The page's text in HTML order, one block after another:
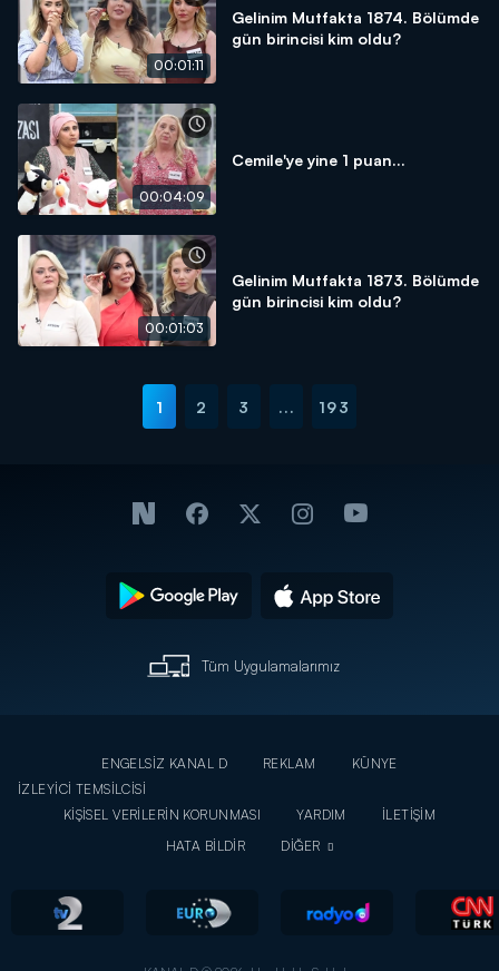
00:01:11
Gelinim Mutfakta 1874. Bölümde
gün birincisi kim oldu?
00:04:09
Cemile'ye yine 1 puan...
00:01:03
Gelinim Mutfakta 1873. Bölümde
gün birincisi kim oldu?
1 2 3 ... 193
Tüm Uygulamalarımız
ENGELSİZ KANAL D REKLAM
KÜNYE
İZLEYİCİ TEMSİLCİSİ
KİŞİSEL VERİLERİN KORUNMASI
YARDIM
İLETİŞİM
HATA BİLDİR
DİĞER